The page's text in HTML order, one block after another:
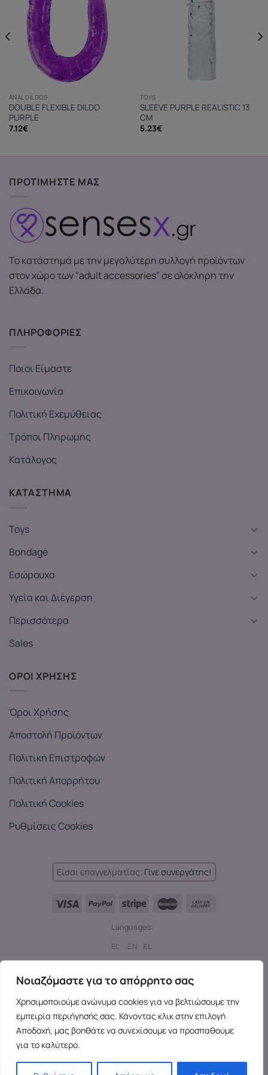
Νοιαζόμαστε για το απόρρητο σας
Χρησιμοποιούμε ανώνυμα cookies για να βελτιώσουμε την
εμπειρία περιήγησής σας. Κάνοντας κλικ στην επιλογή
Αποδοχή, μας βοηθάτε να συνεχίσουμε να προσπαθούμε
για το καλύτερο.
ANAL DILDOS
DOUBLE FLEXIBLE DILDO
PURPLE
7.12€
TOYS
SLEEVE PURPLE REALISTIC 13
CM
5.23€
ΠΡΟΤΙΜΗΣΤΕ ΜΑΣ
Το κατάστημά με την μεγαλύτερη συλλογή προϊόντων
στον χώρο των "adult accessories" σε ολόκληρη την
Ελλάδα.
ΠΛΗΡΟΦΟΡΙΕΣ
Ποιοι Είμαστε
Επικοινωνία
Πολιτική Εχεμύθειας
Τρόποι Πληρωμής
Κατάλογος
ΚΑΤΑΣΤΗΜΑ
Toys
Bondage
Εσώρουχα
Υγεία και Διέγερση
Περισσότερα
Sales
ΟΡΟΙ ΧΡΗΣΗΣ
Όροι Χρήσης
Αποστολή Προϊόντων
Πολιτική Επιστροφών
Πολιτική Απορρήτου
Πολιτική Cookies
Ρυθμίσεις Cookies
Είσαι επαγγελματίας; Γίνε συνεργάτης!
Languages:
EL
EN EL
Copyright 2026 ©
- Adult toys and merchandise | All
rights reserved.